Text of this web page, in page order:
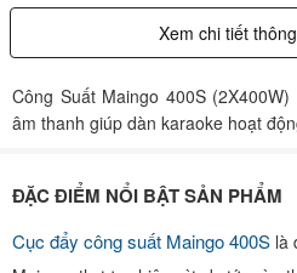
Xem chi tiết
Công Suất Maingo 400S
âm thanh giúp dàn karaoke hoạt
ĐẶC ĐIỂM NỔI BẬT SẢN PHẨM
Cục đẩy công suất Maingo 400S là